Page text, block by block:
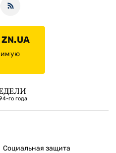
го года
Социальная защита